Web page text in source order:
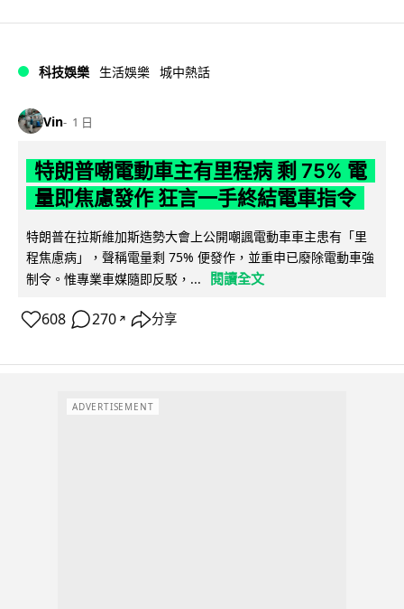
科技娛樂 生活娛樂 城中熱話
Vin 1 日
特朗普嘲電動車主有里程病 剩 75% 電
量即焦慮發作 狂言一手終結電車指令
特朗普在拉斯維加斯造勢大會上公開嘲諷電動車車主患有「里
程焦慮病」，聲稱電量剩 75% 便發作，並重申已廢除電動車強
制令。惟專業車媒隨即反駁，...
閱讀全文
608 270 ↗ 分享
ADVERTISEMENT